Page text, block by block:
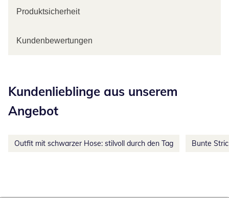
Produktsicherheit
Kundenbewertungen
Kundenlieblinge aus unserem
Angebot
Outfit mit schwarzer Hose: stilvoll durch den Tag Bunte